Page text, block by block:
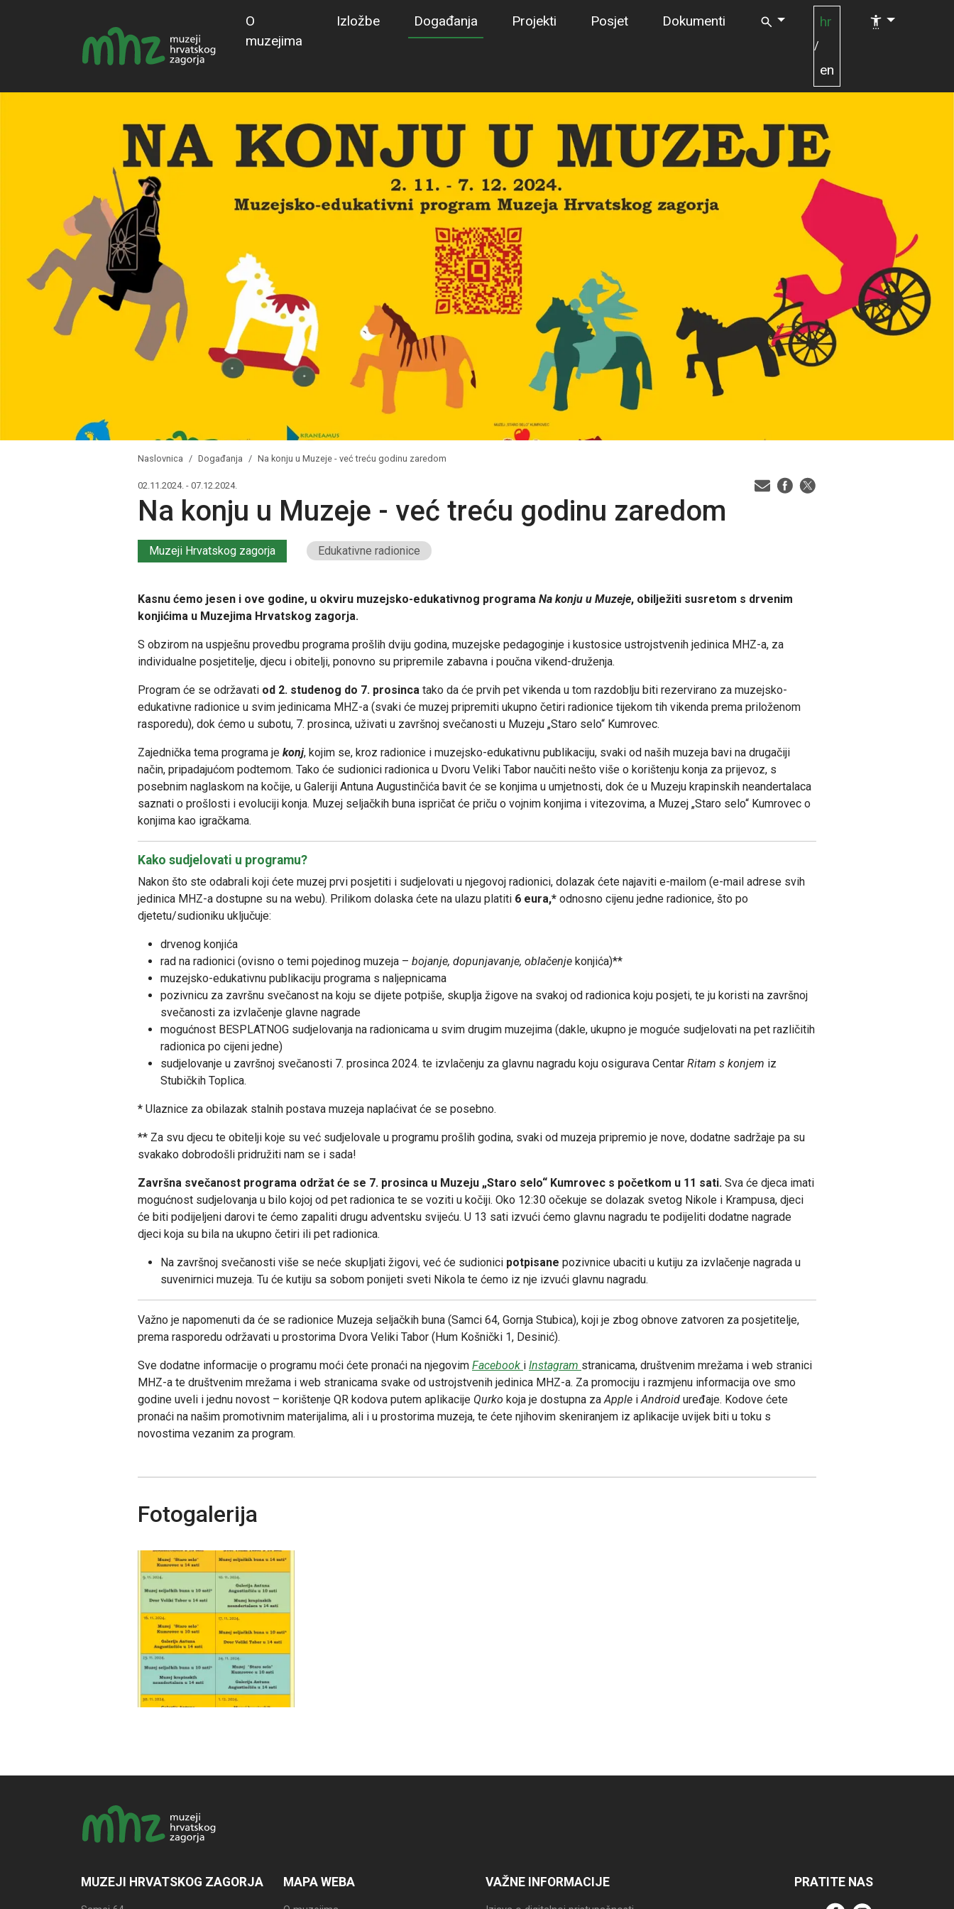
O
muzejima
Izložbe Događanja Projekti Posjet Dokumenti hr
/
en
Naslovnica Događanja Na konju u Muzeje - već treću godinu zaredom
02.11.2024. - 07.12.2024.
Na konju u Muzeje - već treću godinu zaredom
Muzeji Hrvatskog zagorja Edukativne radionice
Kasnu ćemo jesen i ove godine, u okviru muzejsko-edukativnog programa Na konju u Muzeje, obilježiti susretom s drvenim
konjićima u Muzejima Hrvatskog zagorja.
S obzirom na uspješnu provedbu programa prošlih dviju godina, muzejske pedagoginje i kustosice ustrojstvenih jedinica MHZ-a, za
individualne posjetitelje, djecu i obitelji, ponovno su pripremile zabavna i poučna vikend-druženja.
Program će se održavati od 2. studenog do 7. prosinca tako da će prvih pet vikenda u tom razdoblju biti rezervirano za muzejsko-
edukativne radionice u svim jedinicama MHZ-a (svaki će muzej pripremiti ukupno četiri radionice tijekom tih vikenda prema priloženom
rasporedu), dok ćemo u subotu, 7. prosinca, uživati u završnoj svečanosti u Muzeju „Staro selo“ Kumrovec.
Zajednička tema programa je konj, kojim se, kroz radionice i muzejsko-edukativnu publikaciju, svaki od naših muzeja bavi na drugačiji
način, pripadajućom podtemom. Tako će sudionici radionica u Dvoru Veliki Tabor naučiti nešto više o korištenju konja za prijevoz, s
posebnim naglaskom na kočije, u Galeriji Antuna Augustinčića bavit će se konjima u umjetnosti, dok će u Muzeju krapinskih neandertalaca
saznati o prošlosti i evoluciji konja. Muzej seljačkih buna ispričat će priču o vojnim konjima i vitezovima, a Muzej „Staro selo“ Kumrovec o
konjima kao igračkama.
Kako sudjelovati u programu?
Nakon što ste odabrali koji ćete muzej prvi posjetiti i sudjelovati u njegovoj radionici, dolazak ćete najaviti e-mailom (e-mail adrese svih
jedinica MHZ-a dostupne su na webu). Prilikom dolaska ćete na ulazu platiti 6 eura,* odnosno cijenu jedne radionice, što po
djetetu/sudioniku uključuje:
drvenog konjića
rad na radionici (ovisno o temi pojedinog muzeja – bojanje, dopunjavanje, oblačenje konjića)**
muzejsko-edukativnu publikaciju programa s naljepnicama
pozivnicu za završnu svečanost na koju se dijete potpiše, skuplja žigove na svakoj od radionica koju posjeti, te ju koristi na završnoj
svečanosti za izvlačenje glavne nagrade
mogućnost BESPLATNOG sudjelovanja na radionicama u svim drugim muzejima (dakle, ukupno je moguće sudjelovati na pet različitih
radionica po cijeni jedne)
sudjelovanje u završnoj svečanosti 7. prosinca 2024. te izvlačenju za glavnu nagradu koju osigurava Centar Ritam s konjem iz
Stubičkih Toplica.
* Ulaznice za obilazak stalnih postava muzeja naplaćivat će se posebno.
** Za svu djecu te obitelji koje su već sudjelovale u programu prošlih godina, svaki od muzeja pripremio je nove, dodatne sadržaje pa su
svakako dobrodošli pridružiti nam se i sada!
Završna svečanost programa održat će se 7. prosinca u Muzeju „Staro selo“ Kumrovec s početkom u 11 sati. Sva će djeca imati
mogućnost sudjelovanja u bilo kojoj od pet radionica te se voziti u kočiji. Oko 12:30 očekuje se dolazak svetog Nikole i Krampusa, djeci
će biti podijeljeni darovi te ćemo zapaliti drugu adventsku svijeću. U 13 sati izvući ćemo glavnu nagradu te podijeliti dodatne nagrade
djeci koja su bila na ukupno četiri ili pet radionica.
Na završnoj svečanosti više se neće skupljati žigovi, već će sudionici potpisane pozivnice ubaciti u kutiju za izvlačenje nagrada u
suvenirnici muzeja. Tu će kutiju sa sobom ponijeti sveti Nikola te ćemo iz nje izvući glavnu nagradu.
Važno je napomenuti da će se radionice Muzeja seljačkih buna (Samci 64, Gornja Stubica), koji je zbog obnove zatvoren za posjetitelje,
prema rasporedu održavati u prostorima Dvora Veliki Tabor (Hum Košnički 1, Desinić).
Sve dodatne informacije o programu moći ćete pronaći na njegovim Facebook i Instagram stranicama, društvenim mrežama i web stranici
MHZ-a te društvenim mrežama i web stranicama svake od ustrojstvenih jedinica MHZ-a. Za promociju i razmjenu informacija ove smo
godine uveli i jednu novost – korištenje QR kodova putem aplikacije Qurko koja je dostupna za Apple i Android uređaje. Kodove ćete
pronaći na našim promotivnim materijalima, ali i u prostorima muzeja, te ćete njihovim skeniranjem iz aplikacije uvijek biti u toku s
novostima vezanim za program.
Fotogalerija
MUZEJI HRVATSKOG ZAGORJA MAPA WEBA VAŽNE INFORMACIJE PRATITE NAS